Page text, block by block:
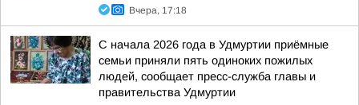
Вчера, 17:18
С начала 2026 года в Удмуртии приёмные
семьи приняли пять одиноких пожилых
людей, сообщает пресс-служба главы и
правительства Удмуртии